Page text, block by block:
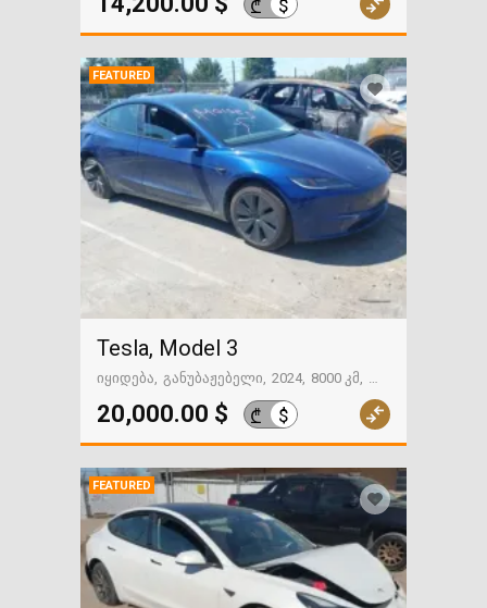
₾ $
FEATURED
Tesla, Model 3
იყიდება განუბაჟებელი 2024 8000 კმ
გზაში. საქართველოსკენ
20,000.00 $ ₾ $
FEATURED